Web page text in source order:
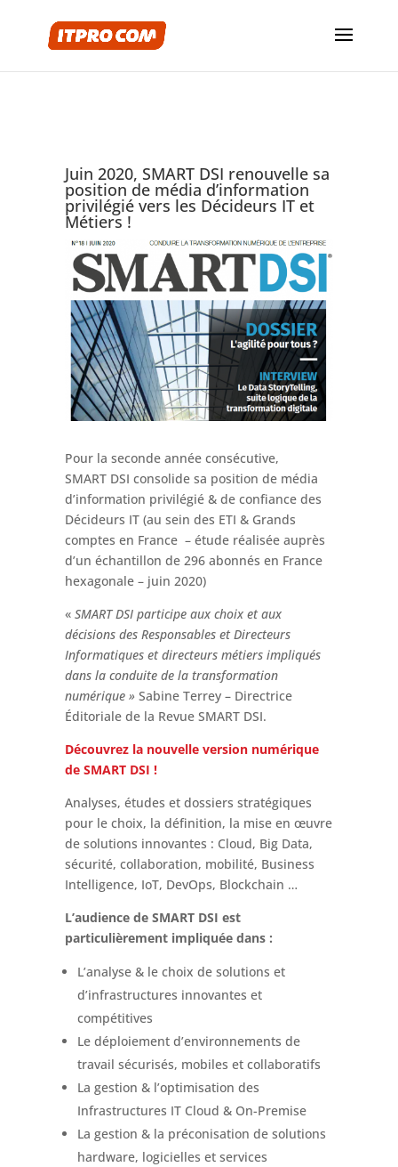
Juin 2020, SMART DSI renouvelle sa
position de média d’information
privilégié vers les Décideurs IT et
Métiers !
Pour la seconde année consécutive,
SMART DSI consolide sa position de média
d’information privilégié & de confiance des
Décideurs IT (au sein des ETI & Grands
comptes en France – étude réalisée auprès
d’un échantillon de 296 abonnés en France
hexagonale – juin 2020)
« SMART DSI participe aux choix et aux
décisions des Responsables et Directeurs
Informatiques et directeurs métiers impliqués
dans la conduite de la transformation
numérique » Sabine Terrey – Directrice
Éditoriale de la Revue SMART DSI.
Découvrez la nouvelle version numérique
de SMART DSI !
Analyses, études et dossiers stratégiques
pour le choix, la définition, la mise en œuvre
de solutions innovantes : Cloud, Big Data,
sécurité, collaboration, mobilité, Business
Intelligence, IoT, DevOps, Blockchain …
L’audience de SMART DSI est
particulièrement impliquée dans :
L’analyse & le choix de solutions et
d’infrastructures innovantes et
compétitives
Le déploiement d’environnements de
travail sécurisés, mobiles et collaboratifs
La gestion & l’optimisation des
Infrastructures IT Cloud & On-Premise
La gestion & la préconisation de solutions
hardware, logicielles et services